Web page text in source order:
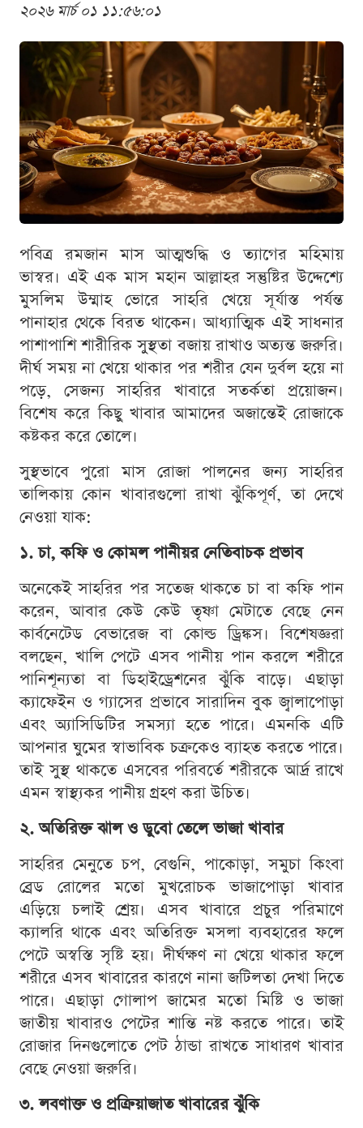
২০২৬ মার্চ ০১ ১১:৫৬:০১
পবিত্র রমজান মাস আত্মশুদ্ধি ও ত্যাগের মহিমায়
ভাস্বর। এই এক মাস মহান আল্লাহর সন্তুষ্টির উদ্দেশ্যে
মুসলিম উম্মাহ ভোরে সাহরি খেয়ে সূর্যাস্ত পর্যন্ত
পানাহার থেকে বিরত থাকেন। আধ্যাত্মিক এই সাধনার
পাশাপাশি শারীরিক সুস্থতা বজায় রাখাও অত্যন্ত জরুরি।
দীর্ঘ সময় না খেয়ে থাকার পর শরীর যেন দুর্বল হয়ে না
পড়ে, সেজন্য সাহরির খাবারে সতর্কতা প্রয়োজন।
বিশেষ করে কিছু খাবার আমাদের অজান্তেই রোজাকে
কষ্টকর করে তোলে।
সুস্থভাবে পুরো মাস রোজা পালনের জন্য সাহরির
তালিকায় কোন খাবারগুলো রাখা ঝুঁকিপূর্ণ, তা দেখে
নেওয়া যাক:
১. চা, কফি ও কোমল পানীয়র নেতিবাচক প্রভাব
অনেকেই সাহরির পর সতেজ থাকতে চা বা কফি পান
করেন, আবার কেউ কেউ তৃষ্ণা মেটাতে বেছে নেন
কার্বনেটেড বেভারেজ বা কোল্ড ড্রিঙ্কস। বিশেষজ্ঞরা
বলছেন, খালি পেটে এসব পানীয় পান করলে শরীরে
পানিশূন্যতা বা ডিহাইড্রেশনের ঝুঁকি বাড়ে। এছাড়া
ক্যাফেইন ও গ্যাসের প্রভাবে সারাদিন বুক জ্বালাপোড়া
এবং অ্যাসিডিটির সমস্যা হতে পারে। এমনকি এটি
আপনার ঘুমের স্বাভাবিক চক্রকেও ব্যাহত করতে পারে।
তাই সুস্থ থাকতে এসবের পরিবর্তে শরীরকে আর্দ্র রাখে
এমন স্বাস্থ্যকর পানীয় গ্রহণ করা উচিত।
২. অতিরিক্ত ঝাল ও ডুবো তেলে ভাজা খাবার
সাহরির মেনুতে চপ, বেগুনি, পাকোড়া, সমুচা কিংবা
ব্রেড রোলের মতো মুখরোচক ভাজাপোড়া খাবার
এড়িয়ে চলাই শ্রেয়। এসব খাবারে প্রচুর পরিমাণে
ক্যালরি থাকে এবং অতিরিক্ত মসলা ব্যবহারের ফলে
পেটে অস্বস্তি সৃষ্টি হয়। দীর্ঘক্ষণ না খেয়ে থাকার ফলে
শরীরে এসব খাবারের কারণে নানা জটিলতা দেখা দিতে
পারে। এছাড়া গোলাপ জামের মতো মিষ্টি ও ভাজা
জাতীয় খাবারও পেটের শান্তি নষ্ট করতে পারে। তাই
রোজার দিনগুলোতে পেট ঠান্ডা রাখতে সাধারণ খাবার
বেছে নেওয়া জরুরি।
৩. লবণাক্ত ও প্রক্রিয়াজাত খাবারের ঝুঁকি